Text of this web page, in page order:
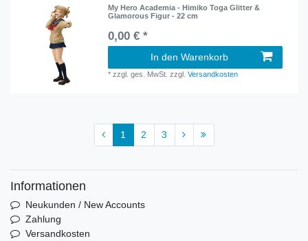
My Hero Academia - Himiko Toga Glitter &
Glamorous Figur - 22 cm
0,00 € *
In den Warenkorb
*zzgl. ges. MwSt. zzgl.Versandkosten
1 2 3
Informationen
Neukunden / New Accounts
Zahlung
Versandkosten